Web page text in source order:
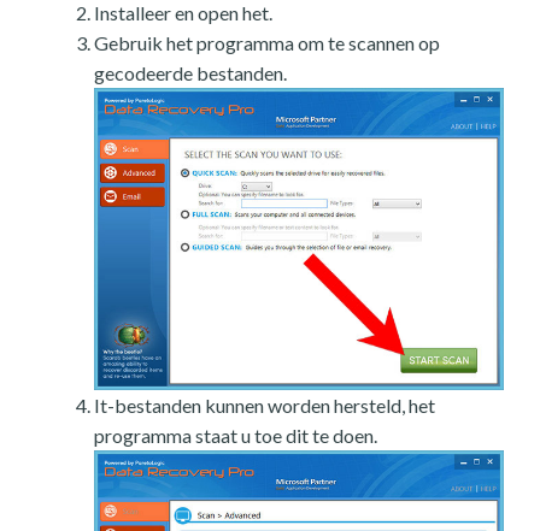
Installeer en open het.
Gebruik het programma om te scannen op
gecodeerde bestanden.
It-bestanden kunnen worden hersteld, het
programma staat u toe dit te doen.